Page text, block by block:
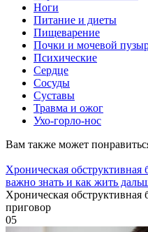
Ноги
Питание и диеты
Пищеварение
Почки и мочевой
Психические
Сердце
Сосуды
Суставы
Травма и ожог
Ухо-горло-нос
Вам также может
Хроническая
важно знать и как жить
Хроническая обструктивная
приговор
05